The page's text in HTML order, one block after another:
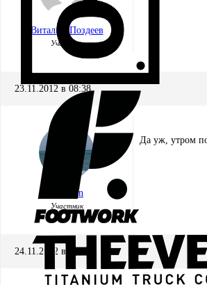
Виталий Поздеев
Участник
23.11.2012 в 08:38
Mishgan
Участник
Да уж, утром
24.11.2012 в 12:03